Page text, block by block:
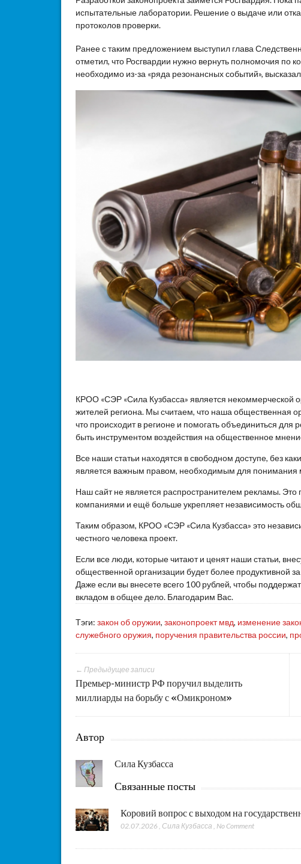
испытательные лаборатории. Решение о выдаче или
протоколов проверки.
Ранее с таким предложением выступил глава
отметил, что Росгвардии нужно вернуть полномочия по
необходимо из-за «ряда резонансных событий»,
КРОО «СЭР «Сила Кузбасса» является
жителей региона. Мы считаем, что наша общественная
что происходит в регионе и помогать объединиться
быть инструментом воздействия на общественное
Все наши статьи находятся в свободном доступе, без
является важным правом, необходимым для понимания
Наш сайт не является распространителем рекламы. Это
компаниями и ещё больше укрепляет независимость
Таким образом, КРОО «СЭР «Сила Кузбасса» это
честного человека проект.
Если все люди, которые читают и ценят наши статьи,
общественной организации будет более продуктивной
Даже если вы внесете всего 100 рублей, чтобы
вкладом в общее дело. Благодарим Вас.
Тэги:закон об оружии,законопроект мвд, изменение
служебного оружия, поручения правительства россии,
← Предыдущее записи
Премьер-министр РФ поручил выделить
миллиарды на борьбу с «Омикроном»
Автор
Сила Кузбасса
Связанные посты
Коровий вопрос с выходом на
02.07.2026 Сила Кузбасса No Comment